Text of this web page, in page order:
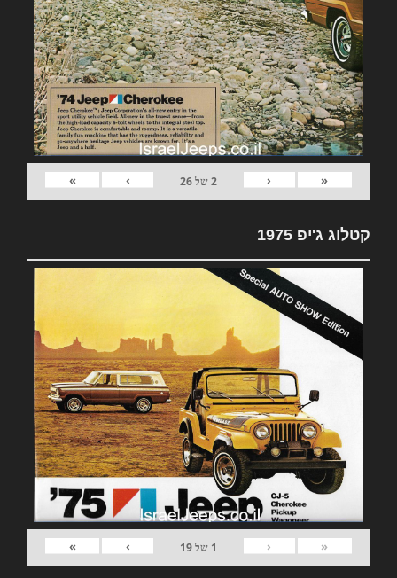
«
‹
2של26
›
»
קטלוג ג'יפ 1975
«
‹
1 של19
›
»